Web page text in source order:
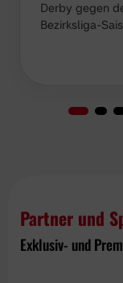
Derby gegen
Bezirksliga-
Partner und
Exklusiv- und